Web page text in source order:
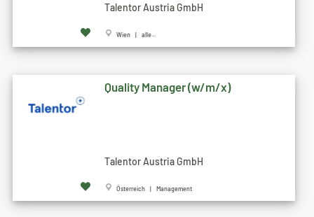
Talentor Austria GmbH
Wien | alle...
Quality Manager (w/m/x)
Talentor Austria GmbH
Österreich | Management